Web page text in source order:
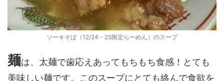
ソーキそば（12/24・25限定らーめん）のスープ
麺は、太麺で歯応えあってもちもち食感！とても
美味しい麺です。このスープにとても絡んで食欲を